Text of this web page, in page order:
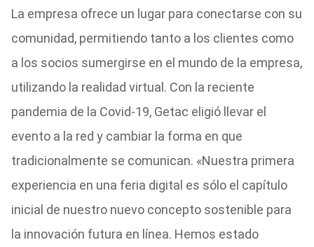
La empresa ofrece un lugar para conectarse con su
comunidad, permitiendo tanto a los clientes como
a los socios sumergirse en el mundo de la empresa,
utilizando la realidad virtual. Con la reciente
pandemia de la Covid-19, Getac eligió llevar el
evento a la red y cambiar la forma en que
tradicionalmente se comunican. «Nuestra primera
experiencia en una feria digital es sólo el capítulo
inicial de nuestro nuevo concepto sostenible para
la innovación futura en línea. Hemos estado